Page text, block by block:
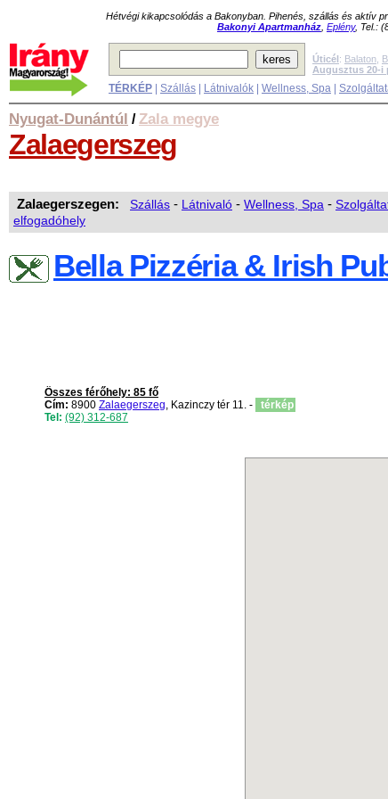
Hétvégi kikapcsolódás a Bakonyban. Pihenés, szállás és aktív
Bakonyi Apartmanház Eplény, Tel.:
Úticél: Balaton
Augusztus 20-i
TÉRKÉP Szállás Látnivalók Wellness, Spa
Nyugat-Dunántúl /Zala megye
Zalaegerszeg
Zalaegerszegen: Szállás - Látnivaló - Wellness, Spa -
elfogadóhely
Bella Pizzéria & Irish
Összes férőhely: 85 fő
Cím: 8900 Zalaegerszeg, Kazinczy tér 11. -
térkép
Tel: (92) 312-687